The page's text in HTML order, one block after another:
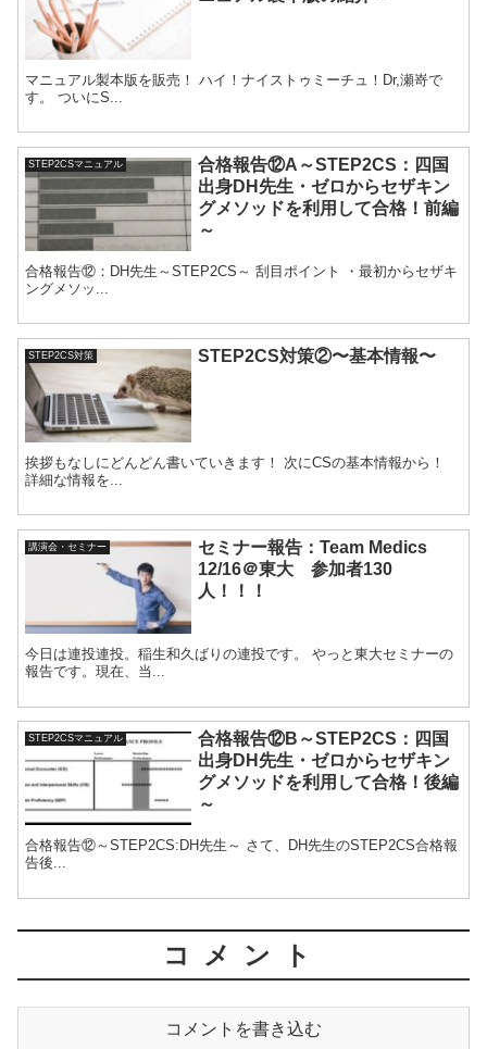
マニュアル製本版を販売！ ハイ！ナイストゥミーチュ！Dr,瀬嵜で
す。 ついにS...
STEP2CSマニュアル
合格報告⑫A～STEP2CS：四国
出身DH先生・ゼロからセザキン
グメソッドを利用して合格！前編
～
合格報告⑫：DH先生～STEP2CS～ 刮目ポイント ・最初からセザキ
ングメソッ...
STEP2CS対策 STEP2CS対策②〜基本情報〜
挨拶もなしにどんどん書いていきます！ 次にCSの基本情報から！
詳細な情報を...
講演会・セミナー
セミナー報告：Team Medics
12/16＠東大 参加者130
人！！！
今日は連投連投。稲生和久ばりの連投です。 やっと東大セミナーの
報告です。現在、当...
STEP2CSマニュアル
合格報告⑫B～STEP2CS：四国
出身DH先生・ゼロからセザキン
グメソッドを利用して合格！後編
～
合格報告⑫～STEP2CS:DH先生～ さて、DH先生のSTEP2CS合格報
告後...
コメント
コメントを書き込む